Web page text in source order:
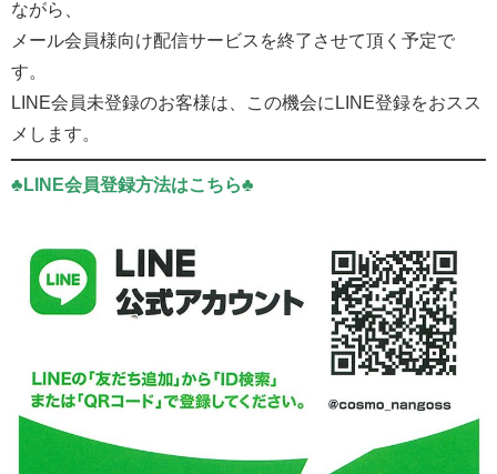
ながら、
メール会員様向け配信サービスを終了させて頂く予定で
す。
LINE会員未登録のお客様は、この機会にLINE登録をおスス
メします。
♣LINE会員登録方法はこちら♣